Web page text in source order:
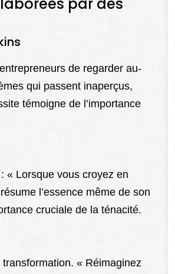
par des
de regarder au-
qui passent inaperçus,
témoigne de l’importance
« Lorsque vous croyez en
l’essence même de son
cruciale de la ténacité.
transformation. « Réimaginez